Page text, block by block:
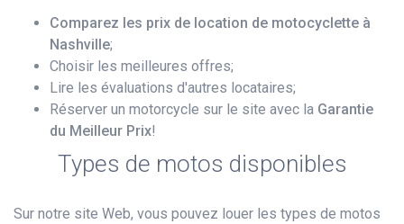
Comparez les prix de location de motocyclette à
Nashville;
Choisir les meilleures offres;
Lire les évaluations d'autres locataires;
Réserver un motorcycle sur le site avec la Garantie
du Meilleur Prix!
Types de motos disponibles
Sur notre site Web, vous pouvez louer les types de motos